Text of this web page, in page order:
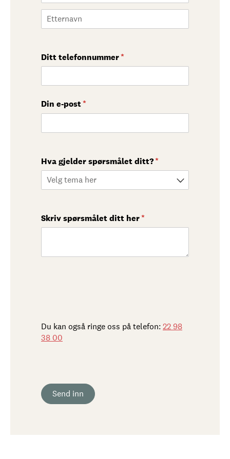
Ditt telefonnummer*
(nødvendig)
Din e-post*
(nødvendig)
Hva gjelder spørsmålet ditt?*
(nødvendig)
Skriv spørsmålet ditt her*
(nødvendig)
Du kan også ringe oss på telefon:22 98
38 00
Send inn